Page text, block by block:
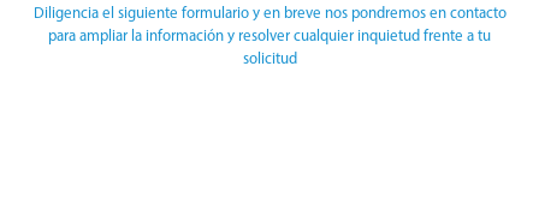
Diligencia el siguiente formulario y en breve nos pondremos en contacto
para ampliar la información y resolver cualquier inquietud frente a tu
solicitud